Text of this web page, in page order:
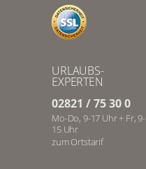
URLAUBS-
EXPERTEN
02821 / 75 30 0
Mo-Do, 9-17 Uhr + Fr, 9-
15 Uhr
zum Ortstarif